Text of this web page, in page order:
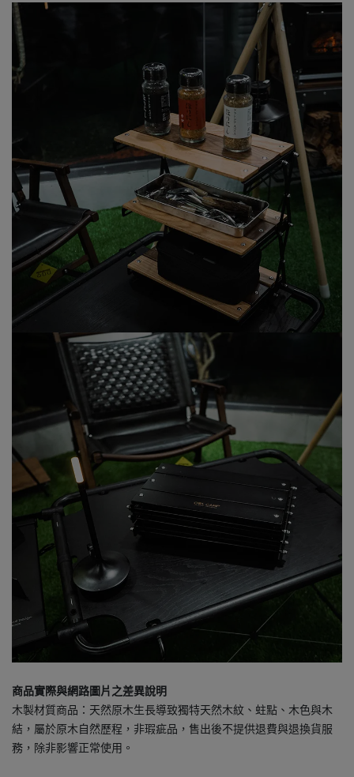
商品實際與網路圖片之差異說明
木製材質商品：天然原木生長導致獨特天然木紋、蛀點、木色與木
結，屬於原木自然歷程，非瑕疵品，售出後不提供退費與退換貨服
務，除非影響正常使用。